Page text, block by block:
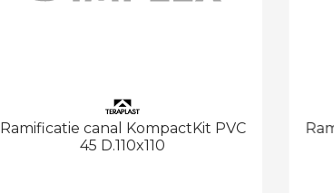
Ramificatie canal KompactKit PVC
45 D.110x110